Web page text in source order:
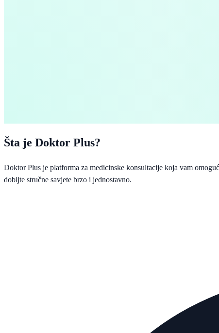
Šta je Doktor Plus?
Doktor Plus je platforma za medicinske konsultacije koja vam
dobijte stručne savjete brzo i jednostavno.